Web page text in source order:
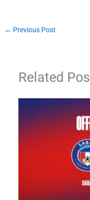
← Previous Post
Related